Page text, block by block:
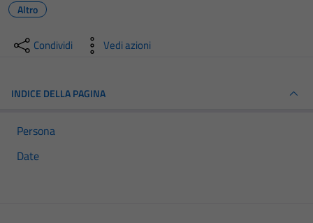
Altro
Condividi Vedi azioni
INDICE DELLA PAGINA
Persona
Date